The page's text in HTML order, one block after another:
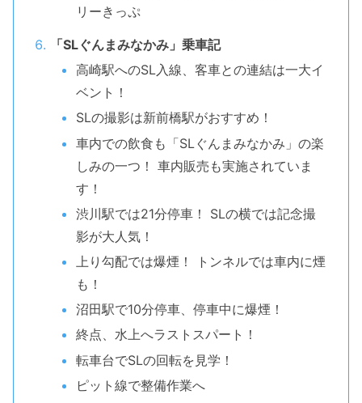
リーきっぷ
「SLぐんまみなかみ」乗車記
高崎駅へのSL入線、客車との連結は一大イ
ベント！
SLの撮影は新前橋駅がおすすめ！
車内での飲食も「SLぐんまみなかみ」の楽
しみの一つ！ 車内販売も実施されていま
す！
渋川駅では21分停車！ SLの横では記念撮
影が大人気！
上り勾配では爆煙！ トンネルでは車内に煙
も！
沼田駅で10分停車、停車中に爆煙！
終点、水上へラストスパート！
転車台でSLの回転を見学！
ピット線で整備作業へ